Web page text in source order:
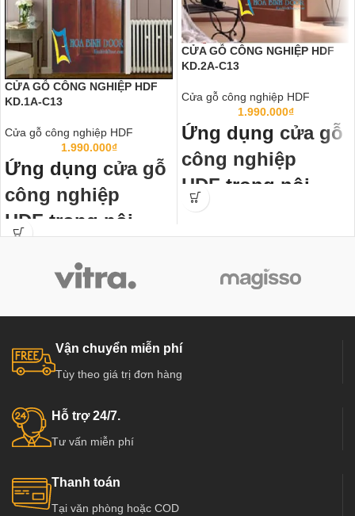
CỬA GỖ CÔNG NGHIỆP HDF
KD.1A-C13
Cửa gỗ công nghiệp HDF
1.990.000₫
Ứng dụng cửa gỗ
công nghiệp
HDF trong nội
Cửa gỗ công nghiệp HDF
chuẩn mực cửa thông phòng, cửa
Biệt thự, nhà phố ở các nước tiên
tiến như Mỹ, Hàn Quốc, Nhật Bản…
Đặc biệt đã và đang dần phát triển
cung cấp hàng chất lượng và uy tín
hàng đầu tại Việt Nam như :
Kingdoor, Hoabinhdoor…
CỬA GỖ CÔNG NGHIỆP HDF
KD.2A-C13
Cửa gỗ công nghiệp HDF
1.990.000₫
Ứng dụng cửa gỗ
công nghiệp
HDF trong nội
thất:
văn phòng trong các công trình công
nghiệp và dân dụng như chung cư,
tiến như Mỹ, Hàn Quốc, Nhật Bản…
Đặc biệt đã và đang dần phát triển
Vận chuyển miễn phí
Tùy theo giá trị đơn hàng
Hỗ trợ 24/7.
Tư vấn miễn phí
Thanh toán
Tại văn phòng hoặc COD